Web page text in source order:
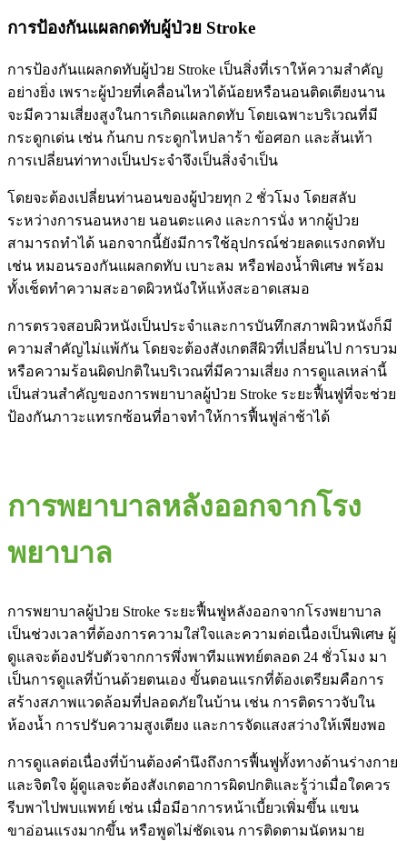
การป้องกันแผลกดทับผู้ป่วย Stroke
การป้องกันแผลกดทับผู้ป่วย Stroke เป็นสิ่งที่เราให้ความสำคัญ
อย่างยิ่ง เพราะผู้ป่วยที่เคลื่อนไหวได้น้อยหรือนอนติดเตียงนาน
จะมีความเสี่ยงสูงในการเกิดแผลกดทับ โดยเฉพาะบริเวณที่มี
กระดูกเด่น เช่น ก้นกบ กระดูกไหปลาร้า ข้อศอก และส้นเท้า
การเปลี่ยนท่าทางเป็นประจำจึงเป็นสิ่งจำเป็น
โดยจะต้องเปลี่ยนท่านอนของผู้ป่วยทุก 2 ชั่วโมง โดยสลับ
ระหว่างการนอนหงาย นอนตะแคง และการนั่ง หากผู้ป่วย
สามารถทำได้ นอกจากนี้ยังมีการใช้อุปกรณ์ช่วยลดแรงกดทับ
เช่น หมอนรองกันแผลกดทับ เบาะลม หรือฟองน้ำพิเศษ พร้อม
ทั้งเช็ดทำความสะอาดผิวหนังให้แห้งสะอาดเสมอ
การตรวจสอบผิวหนังเป็นประจำและการบันทึกสภาพผิวหนังก็มี
ความสำคัญไม่แพ้กัน โดยจะต้องสังเกตสีผิวที่เปลี่ยนไป การบวม
หรือความร้อนผิดปกติในบริเวณที่มีความเสี่ยง การดูแลเหล่านี้
เป็นส่วนสำคัญของการพยาบาลผู้ป่วย Stroke ระยะฟื้นฟูที่จะช่วย
ป้องกันภาวะแทรกซ้อนที่อาจทำให้การฟื้นฟูล่าช้าได้
การพยาบาลหลังออกจากโรง
พยาบาล
การพยาบาลผู้ป่วย Stroke ระยะฟื้นฟูหลังออกจากโรงพยาบาล
เป็นช่วงเวลาที่ต้องการความใส่ใจและความต่อเนื่องเป็นพิเศษ ผู้
ดูแลจะต้องปรับตัวจากการพึ่งพาทีมแพทย์ตลอด 24 ชั่วโมง มา
เป็นการดูแลที่บ้านด้วยตนเอง ขั้นตอนแรกที่ต้องเตรียมคือการ
สร้างสภาพแวดล้อมที่ปลอดภัยในบ้าน เช่น การติดราวจับใน
ห้องน้ำ การปรับความสูงเตียง และการจัดแสงสว่างให้เพียงพอ
การดูแลต่อเนื่องที่บ้านต้องคำนึงถึงการฟื้นฟูทั้งทางด้านร่างกาย
และจิตใจ ผู้ดูแลจะต้องสังเกตอาการผิดปกติและรู้ว่าเมื่อใดควร
รีบพาไปพบแพทย์ เช่น เมื่อมีอาการหน้าเบี้ยวเพิ่มขึ้น แขน
ขาอ่อนแรงมากขึ้น หรือพูดไม่ชัดเจน การติดตามนัดหมาย